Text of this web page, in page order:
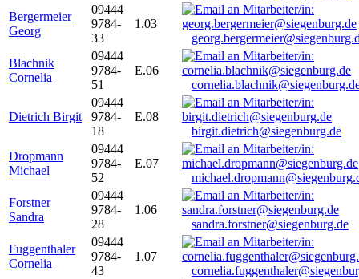
Bergermeier
Georg
09444
9784-
33
1.03
Blachnik
Cornelia
09444
9784-
51
E.06
Dietrich Birgit
09444
9784-
18
E.08
birgit.dietrich@siegenburg.de
Dropmann
Michael
09444
9784-
52
E.07
Forstner
Sandra
09444
9784-
28
1.06
sandra.forstner@siegenburg.de
Fuggenthaler
Cornelia
09444
9784-
43
1.07